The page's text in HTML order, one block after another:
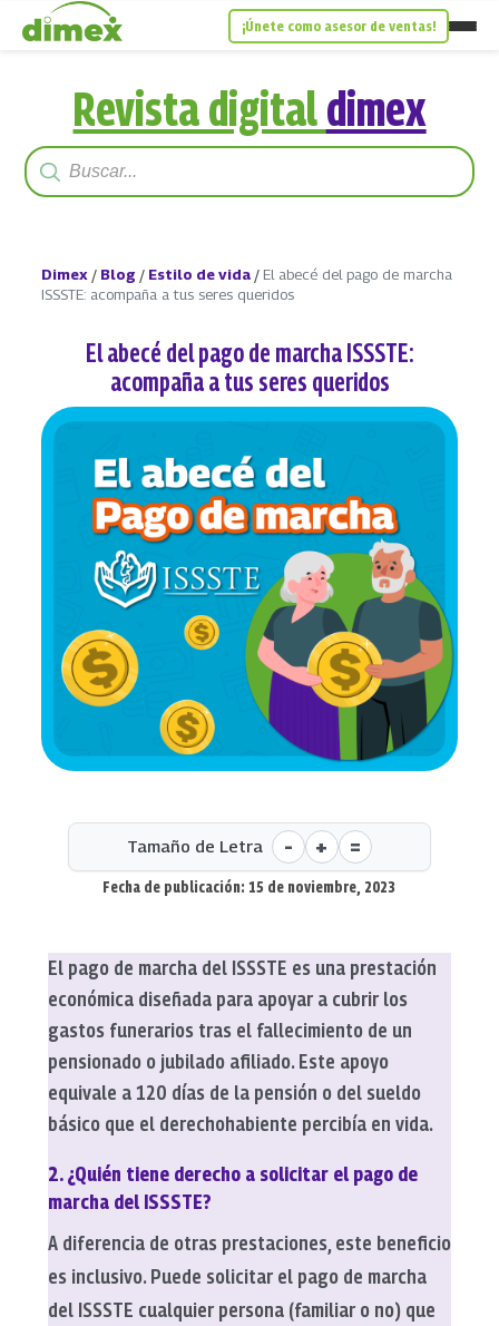
¡Únete como asesor de ventas!
Revista digitaldimex
Dimex / Blog / Estilo de vida / El abecé del pago de marcha
ISSSTE: acompaña a tus seres queridos
El abecé del pago de marcha ISSSTE:
acompaña a tus seres queridos
Tamaño de Letra - + =
Fecha de publicación: 15 de noviembre, 2023
El pago de marcha del ISSSTE es una prestación
económica diseñada para apoyar a cubrir los
gastos funerarios tras el fallecimiento de un
pensionado o jubilado afiliado. Este apoyo
equivale a 120 días de la pensión o del sueldo
básico que el derechohabiente percibía en vida.
2. ¿Quién tiene derecho a solicitar el pago de
marcha del ISSSTE?
A diferencia de otras prestaciones, este beneficio
es inclusivo. Puede solicitar el pago de marcha
del ISSSTE cualquier persona (familiar o no) que